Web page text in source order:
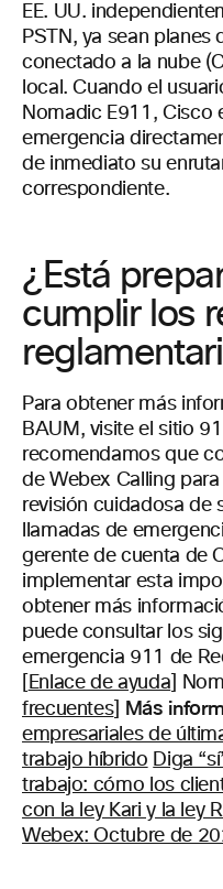
EE. UU.
PSTN, ya sean planes
conectado a la nube
local. Cuando el
Nomadic E911, Cisco
emergencia
de inmediato su
correspondiente.
¿Está
cumplir los
Para obtener más
BAUM, visite el sitio
recomendamos que
de Webex Calling
revisión cuidadosa de
llamadas de
gerente de cuenta de
implementar esta
obtener más
puede consultar los
emergencia 911 de
Enlace de ayuda ]
frecuentes] Más
empresariales de
trabajo híbrido Diga
trabajo: cómo los
con la ley Kari y la ley
Webex: Octubre de